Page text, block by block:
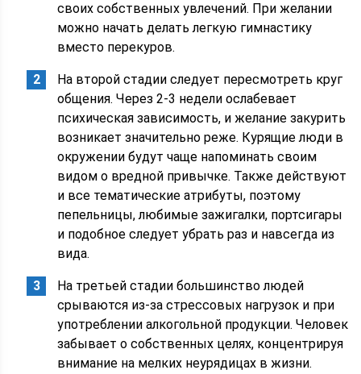
своих собственных увлечений. При желании
можно начать делать легкую гимнастику
вместо перекуров.
На второй стадии следует пересмотреть круг
общения. Через 2-3 недели ослабевает
психическая зависимость, и желание закурить
возникает значительно реже. Курящие люди в
окружении будут чаще напоминать своим
видом о вредной привычке. Также действуют
и все тематические атрибуты, поэтому
пепельницы, любимые зажигалки, портсигары
и подобное следует убрать раз и навсегда из
вида.
На третьей стадии большинство людей
срываются из-за стрессовых нагрузок и при
употреблении алкогольной продукции. Человек
забывает о собственных целях, концентрируя
внимание на мелких неурядицах в жизни.